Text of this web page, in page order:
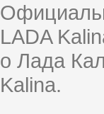
LADA
о Лада
Kalina.